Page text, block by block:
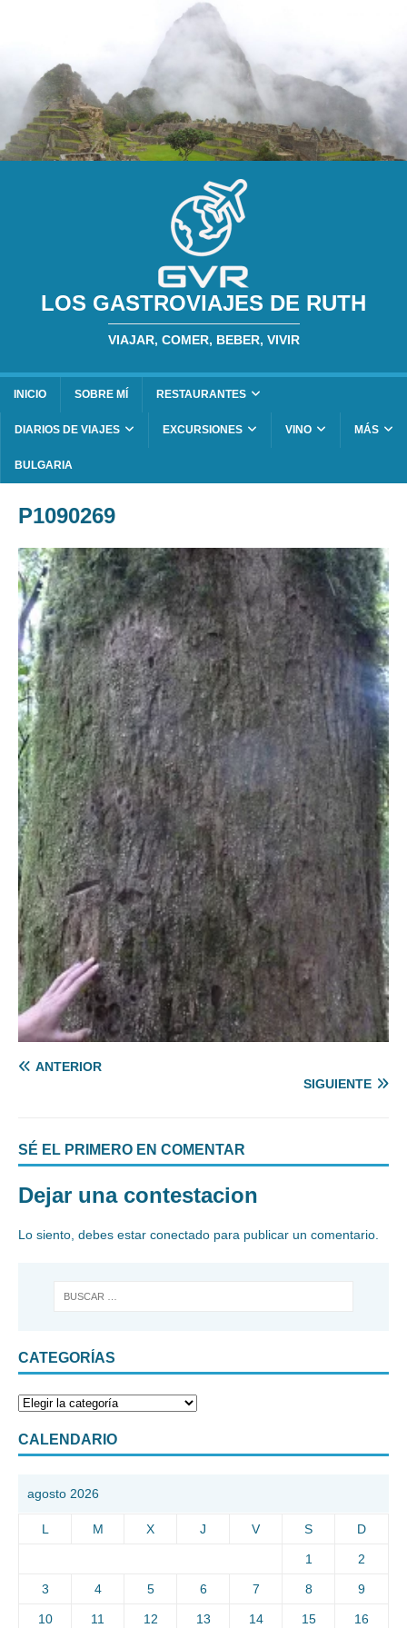
LOS GASTROVIAJES DE RUTH
VIAJAR, COMER, BEBER, VIVIR
INICIO SOBRE MÍ RESTAURANTES
DIARIOS DE VIAJES EXCURSIONES VINO MÁS
BULGARIA
P1090269
ANTERIOR
SIGUIENTE
SÉ EL PRIMERO EN COMENTAR
Dejar una contestacion
Lo siento, debes estar conectado para publicar un comentario.
CATEGORÍAS
CALENDARIO
agosto 2026
L M X J V S D
1 2
3 4 5 6 7 8 9
10 11 12 13 14 15 16